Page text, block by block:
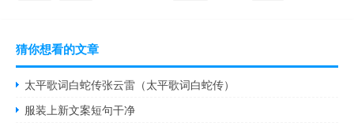
猜你想看的文章
太平歌词白蛇传张云雷（太平歌词白蛇传）
服装上新文案短句干净